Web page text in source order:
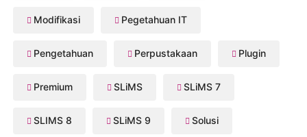
Modifikasi Pegetahuan IT
Pengetahuan Perpustakaan Plugin
Premium SLiMS SLiMS 7
SLIMS 8 SLiMS 9 Solusi